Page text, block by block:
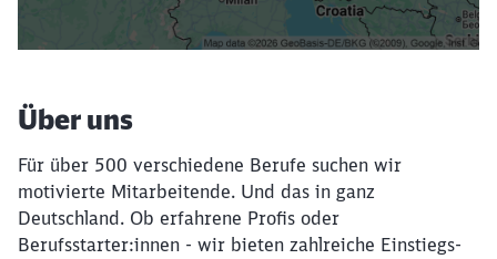
Filter setzen
Über uns
Für über 500 verschiedene Berufe suchen wir
motivierte Mitarbeitende. Und das in ganz
Deutschland. Ob erfahrene Profis oder
Berufsstarter:innen - wir bieten zahlreiche Einstiegs-